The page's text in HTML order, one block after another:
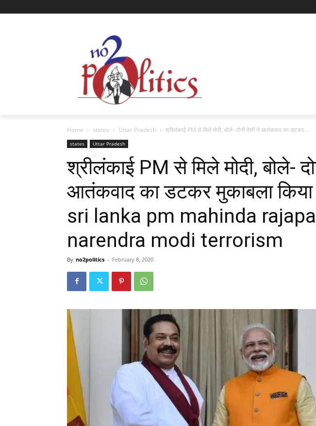
Home states Uttar Pradesh श्रीलंकाई PM से मिले मोदी, बोले- दोनों देशों ने आतंकवाद का डटकर...
states Uttar Pradesh
श्रीलंकाई PM से मिले मोदी, बोले-
आतंकवाद का डटकर मुकाबला
sri lanka pm mahinda
narendra modi terrorism
By no2politics - February 8, 2020